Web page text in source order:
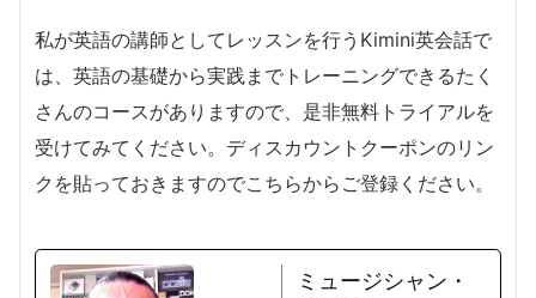
私が英語の講師としてレッスンを行うKimini英会話で
は、英語の基礎から実践までトレーニングできるたく
さんのコースがありますので、是非無料トライアルを
受けてみてください。ディスカウントクーポンのリン
クを貼っておきますのでこちらからご登録ください。
ミュージシャン・